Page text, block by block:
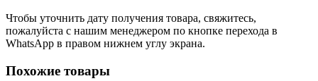
Чтобы уточнить дату получения товара, свяжитесь,
пожалуйста с нашим менеджером по кнопке перехода в
WhatsApp в правом нижнем углу экрана.
Похожие товары